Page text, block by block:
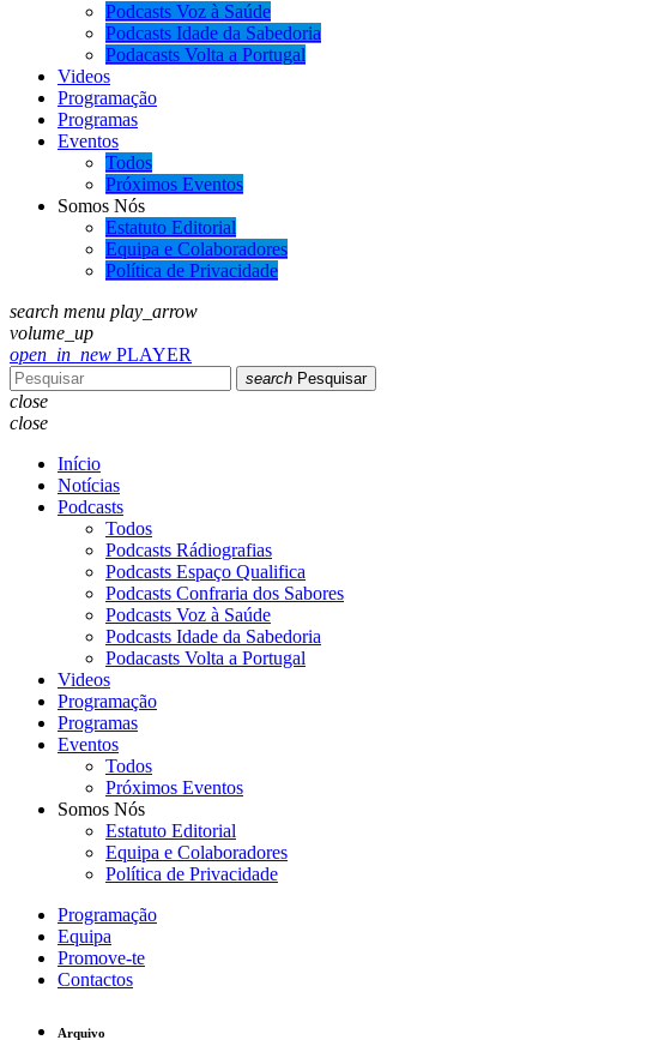
Podcasts Voz à Saúde
Podcasts Idade da Sabedoria
Podacasts Volta a Portugal
Videos
Programação
Programas
Eventos
Todos
Próximos Eventos
Somos Nós
Estatuto Editorial
Equipa e Colaboradores
Política de Privacidade
search menu play_arrow
volume_up
open_in_new PLAYER
search Pesquisar
close
close
Início
Notícias
Podcasts
Todos
Podcasts Rádiografias
Podcasts Espaço Qualifica
Podcasts Confraria dos Sabores
Podcasts Voz à Saúde
Podcasts Idade da Sabedoria
Podacasts Volta a Portugal
Videos
Programação
Programas
Eventos
Todos
Próximos Eventos
Somos Nós
Estatuto Editorial
Equipa e Colaboradores
Política de Privacidade
Programação
Equipa
Promove-te
Contactos
Arquivo